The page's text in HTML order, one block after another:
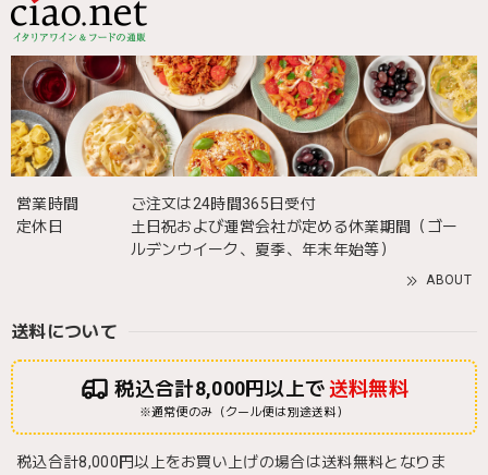
営業時間
ご注文は24時間365日受付
定休日
土日祝および運営会社が定める休業期間（ゴー
ルデンウイーク、夏季、年末年始等）
ABOUT
送料について
税込合計8,000円以上で送料無料
※通常便のみ（クール便は別途送料）
税込合計8,000円以上をお買い上げの場合は送料無料となりま